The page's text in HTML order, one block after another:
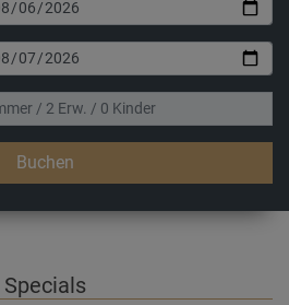
Buchen
Specials